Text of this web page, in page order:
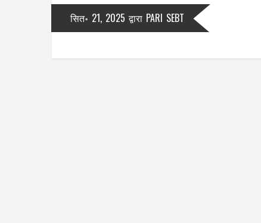
सित॰ 21, 2025 द्वारा PARI SEBT